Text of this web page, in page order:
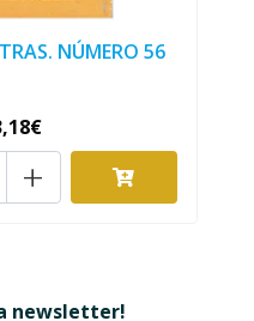
NÚMERO 56
+
newsletter!